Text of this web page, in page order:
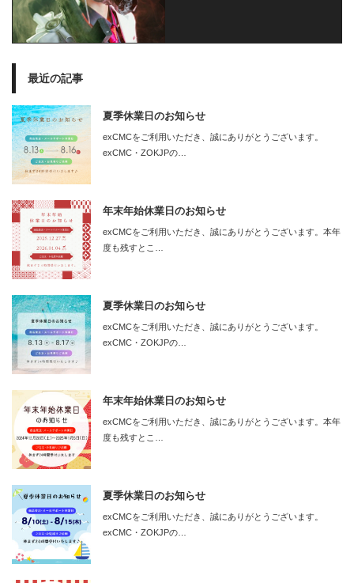
最近の記事
夏季休業日のお知らせ
exCMCをご利用いただき、誠にありがとうございます。
exCMC・ZOKJPの…
年末年始休業日のお知らせ
exCMCをご利用いただき、誠にありがとうございます。本年
度も残すとこ…
夏季休業日のお知らせ
exCMCをご利用いただき、誠にありがとうございます。
exCMC・ZOKJPの…
年末年始休業日のお知らせ
exCMCをご利用いただき、誠にありがとうございます。本年
度も残すとこ…
夏季休業日のお知らせ
exCMCをご利用いただき、誠にありがとうございます。
exCMC・ZOKJPの…